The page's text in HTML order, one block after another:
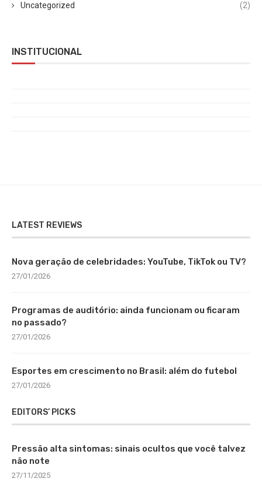
Uncategorized (2)
INSTITUCIONAL
LATEST REVIEWS
Nova geração de celebridades: YouTube, TikTok ou TV?
27/01/2026
Programas de auditório: ainda funcionam ou ficaram
no passado?
27/01/2026
Esportes em crescimento no Brasil: além do futebol
27/01/2026
EDITORS’ PICKS
Pressão alta sintomas: sinais ocultos que você talvez
não note
27/11/2025